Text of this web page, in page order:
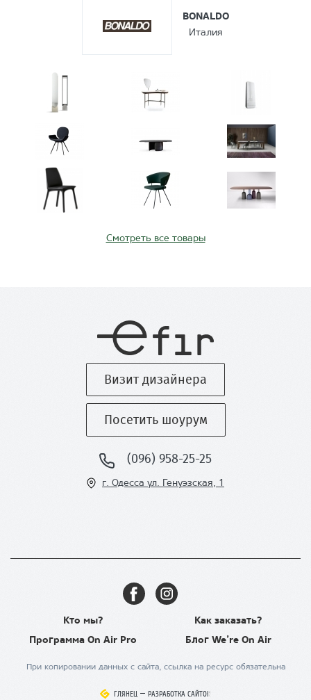
BONALDO
Италия
Смотреть все товары
г. Одесса ул. Генуэзская, 1
(096) 958-25-25
Посетить шоурум
Визит дизайнера
ГЛЯНЕЦ – РАЗРАБОТКА САЙТОВ
ГЛЯНЕЦ – РАЗРАБОТКА САЙТОВ
Кто мы? Как заказать?
Программа On Air Pro Блог We’re On Air
При копировании данных с сайта, ссылка на ресурс обязательна